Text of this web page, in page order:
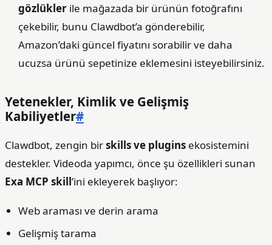
gözlüklerile mağazada bir ürünün fotoğrafını
çekebilir, bunu Clawdbot’a gönderebilir,
Amazon’daki güncel fiyatını sorabilir ve daha
ucuzsa ürünü sepetinize eklemesini isteyebilirsiniz.
Yetenekler, Kimlik ve Gelişmiş
Kabiliyetler#
Clawdbot, zengin birskills ve plugins ekosistemini
destekler. Videoda yapımcı, önce şu özellikleri sunan
Exa MCP skill’ini ekleyerek başlıyor:
Web araması ve derin arama
Gelişmiş tarama